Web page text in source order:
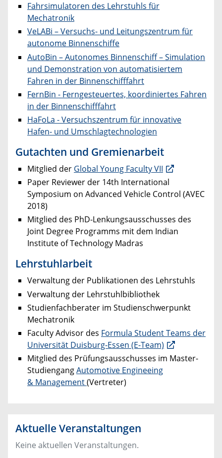
Fahrsimulatoren des Lehrstuhls für
Mechatronik
VeLABi – Versuchs- und Leitungszentrum für
autonome Binnenschiffe
AutoBin – Autonomes Binnenschiff – Simulation
und Demonstration von automatisiertem
Fahren in der Binnenschifffahrt
FernBin - Ferngesteuertes, koordiniertes Fahren
in der Binnenschifffahrt
HaFoLa - Versuchszentrum für innovative
Hafen- und Umschlagtechnologien
Gutachten und Gremienarbeit
Mitglied der Global Young Faculty VII
Paper Reviewer der 14th International
Symposium on Advanced Vehicle Control (AVEC
2018)
Mitglied des PhD-Lenkungsausschusses des
Joint Degree Programms mit dem Indian
Institute of Technology Madras
Lehrstuhlarbeit
Verwaltung der Publikationen des Lehrstuhls
Verwaltung der Lehrstuhlbibliothek
Studienfachberater im Studienschwerpunkt
Mechatronik
Faculty Advisor des Formula Student Teams der
Universität Duisburg-Essen (E-Team)
Mitglied des Prüfungsausschusses im Master-
StudiengangAutomotive Engineeing
& Management(Vertreter)
Aktuelle Veranstaltungen
Keine aktuellen Veranstaltungen.